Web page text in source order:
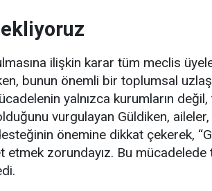
ilişkin karar tüm meclis
bunun önemli bir toplumsal
yalnızca kurumların
vurgulayan Güldiken,
önemine dikkat çekerek,
etmek zorundayız. Bu